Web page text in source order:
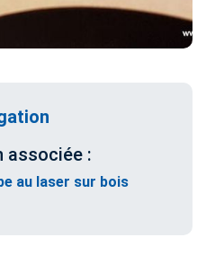
associée :
au laser sur bois